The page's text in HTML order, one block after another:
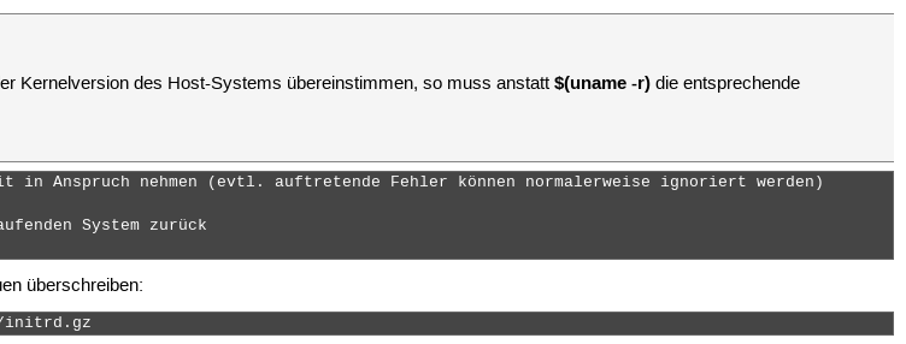
Kernelversion des Host-Systems übereinstimmen, so muss anstatt$(uname -r) die entsprechende
in Anspruch nehmen (evtl. auftretende Fehler können normalerweise ignoriert werden)
System zurück
überschreiben:
initrd.gz